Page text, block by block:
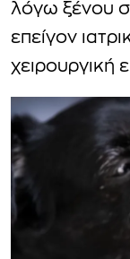
λόγω ξένου
επείγον
χειρουργική